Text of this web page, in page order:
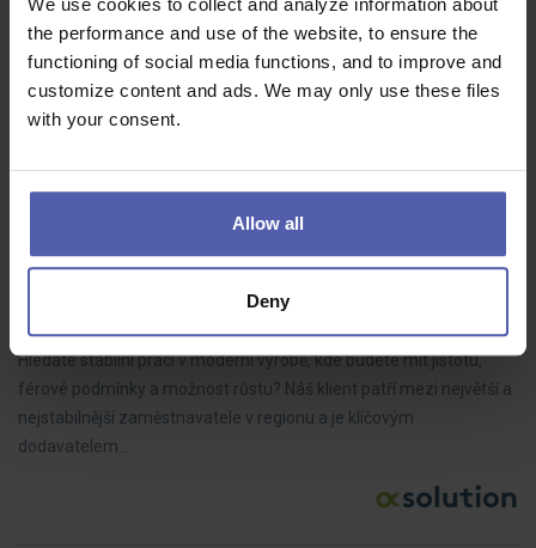
the performance and use of the website, to ensure the
functioning of social media functions, and to improve and
customize content and ads. We may only use these files
with your consent.
Allow all
Deny
O.K. solution Štětí Dohodou
Aktuálně pro našeho významného klienta obsazujeme pozici
Technik údržby – noční směna.Náš klient provozuje jeden z
nejmodernějších a největších dřevozpracujících závodů v České
Seřizovač/ka lisovny - náborový bonus 100.000 Kč
Jihlava
Hledáte stabilní práci v moderní výrobě, kde budete mít jistotu,
férové podmínky a možnost růstu? Náš klient patří mezi největší a
nejstabilnější zaměstnavatele v regionu a je klíčovým
dodavatelem…